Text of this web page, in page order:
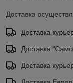
Доставка
Доставка
Доставка
Доставка